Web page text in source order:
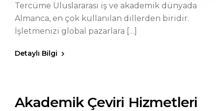
Tercüme Uluslararası iş ve akademik dünyada
Almanca, en çok kullanılan dillerden biridir.
İşletmenizi global pazarlara […]
Detaylı Bilgi
Akademik Çeviri Hizmetleri